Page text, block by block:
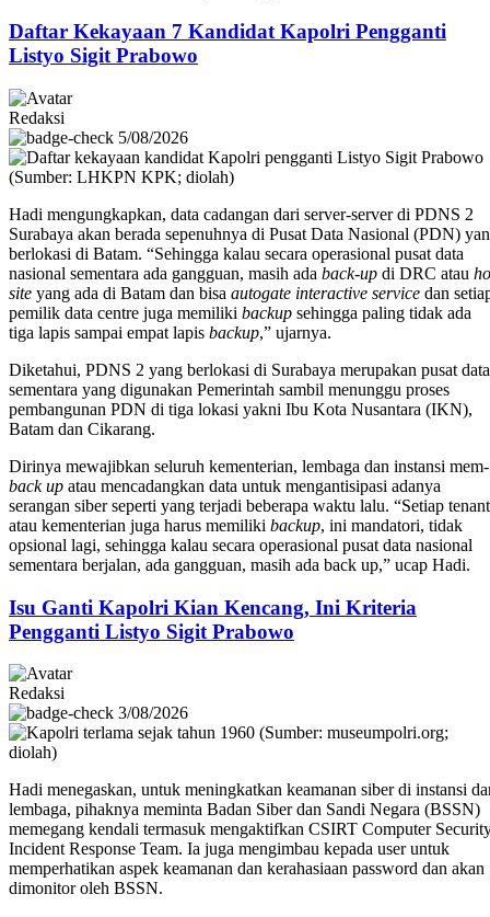
Daftar Kekayaan 7 Kandidat Kapolri Pengganti
Listyo Sigit Prabowo
Redaksi
5/08/2026
Hadi mengungkapkan, data cadangan dari server-server di PDNS 2
Surabaya akan berada sepenuhnya di Pusat Data Nasional (PDN)
berlokasi di Batam. “Sehingga kalau secara operasional pusat data
nasional sementara ada gangguan, masih ada back-up di DRC atau
site yang ada di Batam dan bisa autogate interactive service dan
pemilik data centre juga memiliki backup sehingga paling tidak ada
tiga lapis sampai empat lapis backup,” ujarnya.
Diketahui, PDNS 2 yang berlokasi di Surabaya merupakan pusat data
sementara yang digunakan Pemerintah sambil menunggu proses
pembangunan PDN di tiga lokasi yakni Ibu Kota Nusantara (IKN),
Batam dan Cikarang.
Dirinya mewajibkan seluruh kementerian, lembaga dan instansi mem-
back up atau mencadangkan data untuk mengantisipasi adanya
serangan siber seperti yang terjadi beberapa waktu lalu. “Setiap tenant
atau kementerian juga harus memiliki backup, ini mandatori, tidak
opsional lagi, sehingga kalau secara operasional pusat data nasional
sementara berjalan, ada gangguan, masih ada back up,” ucap Hadi.
Isu Ganti Kapolri Kian Kencang, Ini Kriteria
Pengganti Listyo Sigit Prabowo
Redaksi
3/08/2026
Hadi menegaskan, untuk meningkatkan keamanan siber di instansi
lembaga, pihaknya meminta Badan Siber dan Sandi Negara (BSSN)
memegang kendali termasuk mengaktifkan CSIRT Computer
Incident Response Team. Ia juga mengimbau kepada user untuk
memperhatikan aspek keamanan dan kerahasiaan password dan akan
dimonitor oleh BSSN.